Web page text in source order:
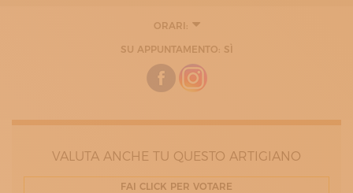
ORARI:
SU APPUNTAMENTO: SÌ
VALUTA ANCHE TU QUESTO ARTIGIANO
FAI CLICK PER VOTARE